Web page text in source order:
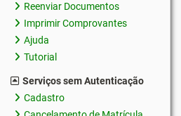
Reenviar Documentos
Imprimir Comprovantes
Ajuda
Tutorial
Serviços sem Autenticação
Cadastro